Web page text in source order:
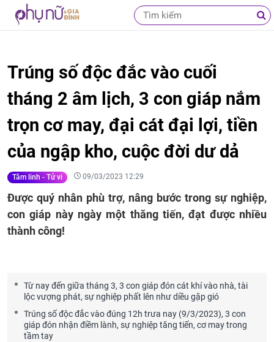
Trúng số độc đắc vào cuối
tháng 2 âm lịch, 3 con giáp nắm
trọn cơ may, đại cát đại lợi, tiền
của ngập kho, cuộc đời dư dả
Tâm linh - Tử vi 09/03/2023 12:29
Được quý nhân phù trợ, nâng bước trong sự nghiệp,
con giáp này ngày một thăng tiến, đạt được nhiều
thành công!
Từ nay đến giữa tháng 3, 3 con giáp đón cát khí vào nhà, tài
lộc vượng phát, sự nghiệp phất lên như diều gặp gió
Trúng số độc đắc vào đúng 12h trưa nay (9/3/2023), 3 con
giáp đón nhận điềm lành, sự nghiệp tăng tiến, cơ may trong
tầm tay